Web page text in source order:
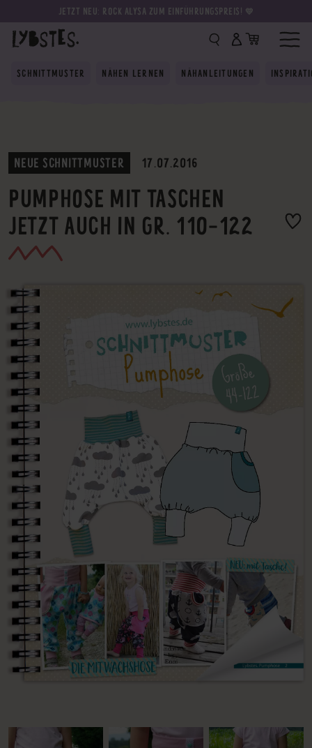
JETZT NEU: ROCK ALYSA ZUM EINFÜHRUNGSPREIS! 💛
SCHNITTMUSTER NÄHEN LERNEN NÄHANLEITUNGEN
NEUE SCHNITTMUSTER 17.07.2016
PUMPHOSE MIT TASCHEN
JETZT AUCH IN GR. 110-122